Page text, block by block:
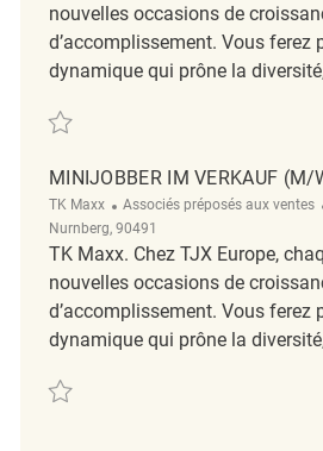
nouvelles occasions de
d’accomplissement. Vous ferez
dynamique qui prône la
Sauvegarder Minijobber im Verkauf (m/
MINIJOBBER IM VERKAUF (M/
TK Maxx Catégorie
Associés préposés aux ventes
Nurnberg, 90491
TK Maxx. Chez TJX Europe,
nouvelles occasions de
d’accomplissement. Vous ferez
dynamique qui prône la
Sauvegarder Minijobber im Verkauf (m/